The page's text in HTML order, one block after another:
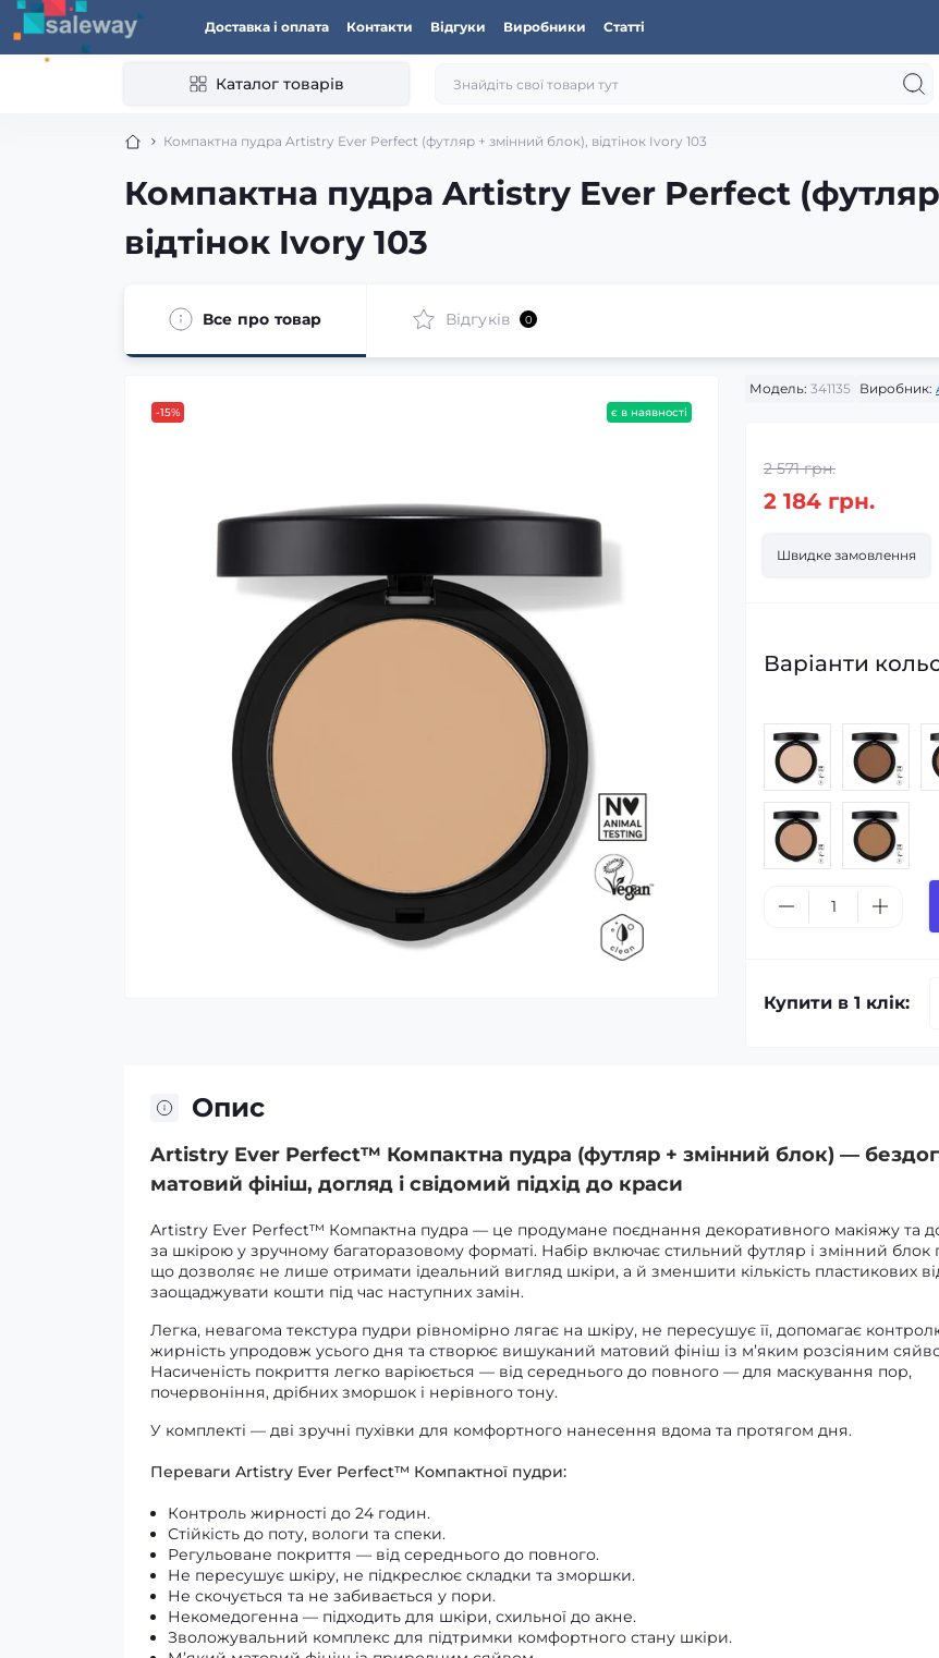
Доставка і оплата Контакти Відгуки Виробники Статті
Каталог товарів
Компактна пудра Artistry Ever Perfect (футляр + змінний блок), відтінок Ivory 103
Компактна пудра Artistry Ever Perfect
відтінок Ivory 103
Все про товар Відгуків 0
-15% є в наявності
Модель: 341135 Виробник:
2 571 грн.
2 184 грн.
Швидке замовлення
Варіанти
Купити в 1 клік:
Опис
Artistry Ever Perfect™ Компактна пудра (футляр + змінний блок) —
матовий фініш, догляд і свідомий підхід до краси
Artistry Ever Perfect™ Компактна пудра — це продумане поєднання декоративного макіяжу та
за шкірою у зручному багаторазовому форматі. Набір включає стильний футляр і змінний блок
що дозволяє не лише отримати ідеальний вигляд шкіри, а й зменшити кількість пластикових
заощаджувати кошти під час наступних замін.
Легка, невагома текстура пудри рівномірно лягає на шкіру, не пересушує її, допомагає
жирність упродовж усього дня та створює вишуканий матовий фініш із м’яким розсіяним
Насиченість покриття легко варіюється — від середнього до повного — для маскування пор,
почервоніння, дрібних зморшок і нерівного тону.
У комплекті — дві зручні пухівки для комфортного нанесення вдома та протягом дня.
Переваги Artistry Ever Perfect™ Компактної пудри:
Контроль жирності до 24 годин.
Стійкість до поту, вологи та спеки.
Регульоване покриття — від середнього до повного.
Не пересушує шкіру, не підкреслює складки та зморшки.
Не скочується та не забивається у пори.
Некомедогенна — підходить для шкіри, схильної до акне.
Зволожувальний комплекс для підтримки комфортного стану шкіри.